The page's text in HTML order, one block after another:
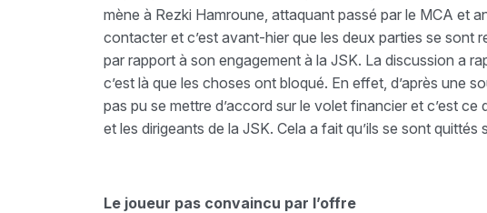
mène à Rezki Hamroune, attaquant passé par le MCA et
contacter et c’est avant-hier que les deux parties se sont
par rapport à son engagement à la JSK. La discussion a
c’est là que les choses ont bloqué. En effet, d’après une
pas pu se mettre d’accord sur le volet financier et c’est
et les dirigeants de la JSK. Cela a fait qu’ils se sont
Le joueur pas convaincu par l’offre